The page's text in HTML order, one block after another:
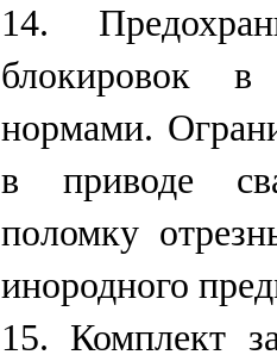
14.
блокировок в
нормами.
в приводе
поломку
инородного
15. Комплект